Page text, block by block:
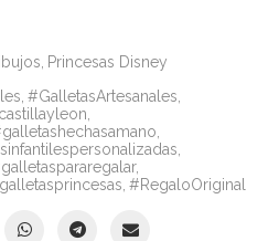
Princesas Disney
#GalletasArtesanales
,
#RegaloOriginal